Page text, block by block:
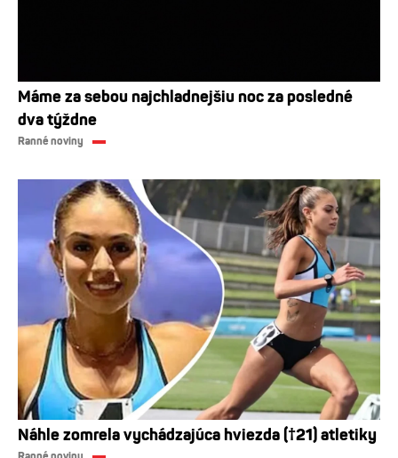
Máme za sebou najchladnejšiu noc za posledné
dva týždne
Ranné noviny
Náhle zomrela vychádzajúca hviezda (†21) atletiky